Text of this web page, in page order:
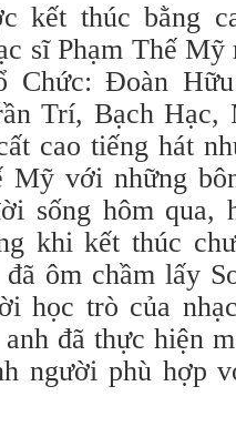
kết thúc bằng
sĩ Phạm Thế
Chức: Đoàn
Trí, Bạch
cao tiếng hát
Mỹ với những
sống hôm qua,
khi kết thúc
ôm chầm lấy
học trò của
đã thực hiện
người phù hợp